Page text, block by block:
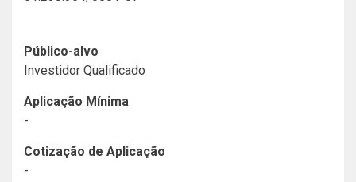
Público-alvo
Investidor Qualificado
Aplicação Mínima
-
Cotização de Aplicação
-